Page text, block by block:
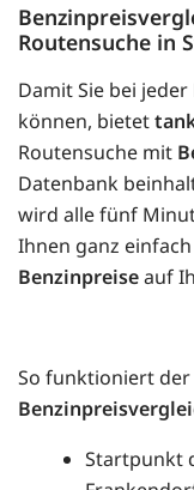
Routensuche in
Damit Sie bei
können, bietet
Routensuche mit
Datenbank
wird alle fünf
Ihnen ganz
Benzinpreiseauf
So funktioniert
Startpunkt